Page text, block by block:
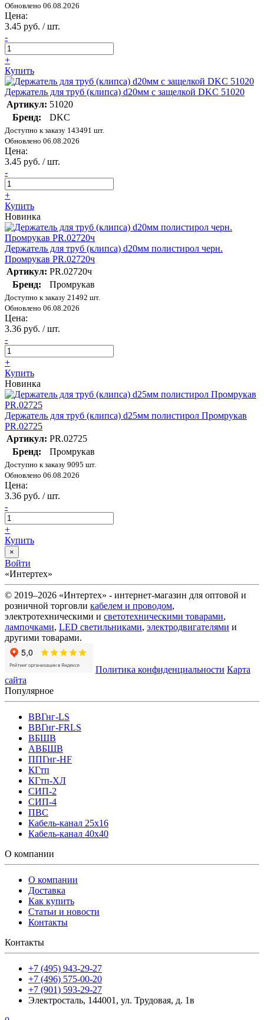
Обновлено 06.08.2026
Цена:
3.45 руб. / шт.
-
+
Купить
Держатель для труб (клипса) d20мм с защелкой DKC 51020
Артикул: 51020
Бренд:
DKC
Доступно к заказу 143491 шт.
Обновлено 06.08.2026
Цена:
3.45 руб. / шт.
-
+
Купить
Новинка
Держатель для труб (клипса) d20мм полистирол черн.
Промрукав PR.02720ч
Артикул: PR.02720ч
Бренд:
Промрукав
Доступно к заказу 21492 шт.
Обновлено 06.08.2026
Цена:
3.36 руб. / шт.
-
+
Купить
Новинка
Держатель для труб (клипса) d25мм полистирол Промрукав
PR.02725
Артикул: PR.02725
Бренд:
Промрукав
Доступно к заказу 9095 шт.
Обновлено 06.08.2026
Цена:
3.36 руб. / шт.
-
+
Купить
×
Войти
«Интертех»
© 2019–2026 «Интертех» - интернет-магазин для оптовой и
розничной торговли кабелем и проводом,
электротехническими и светотехническими товарами,
лампочками, LED светильниками, электродвигателями и
другими товарами.
Политика конфиденциальности Карта
сайта
Популярное
ВВГнг-LS
ВВГнг-FRLS
ВБШВ
АВБШВ
ППГнг-HF
КГтп
КГтп-ХЛ
СИП-2
СИП-4
ПВС
Кабель-канал 25х16
Кабель-канал 40х40
О компании
О компании
Доставка
Как купить
Статьи и новости
Контакты
Контакты
+7 (495) 943-29-27
+7 (496) 575-00-20
+7 (901) 593-29-27
Электросталь, 144001, ул. Трудовая, д. 1в